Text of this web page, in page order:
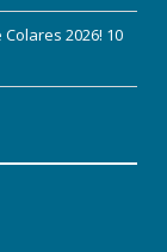
2026! 10